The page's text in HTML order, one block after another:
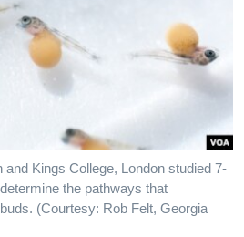
and Kings College, London studied 7-
the pathways that
(Courtesy: Rob Felt, Georgia